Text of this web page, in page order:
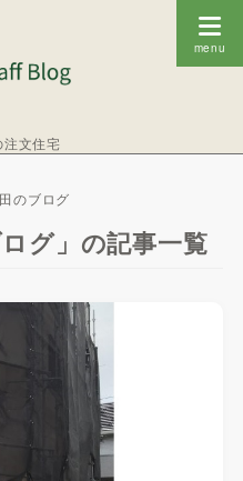
文住宅
のブログ
グ」の記事一覧